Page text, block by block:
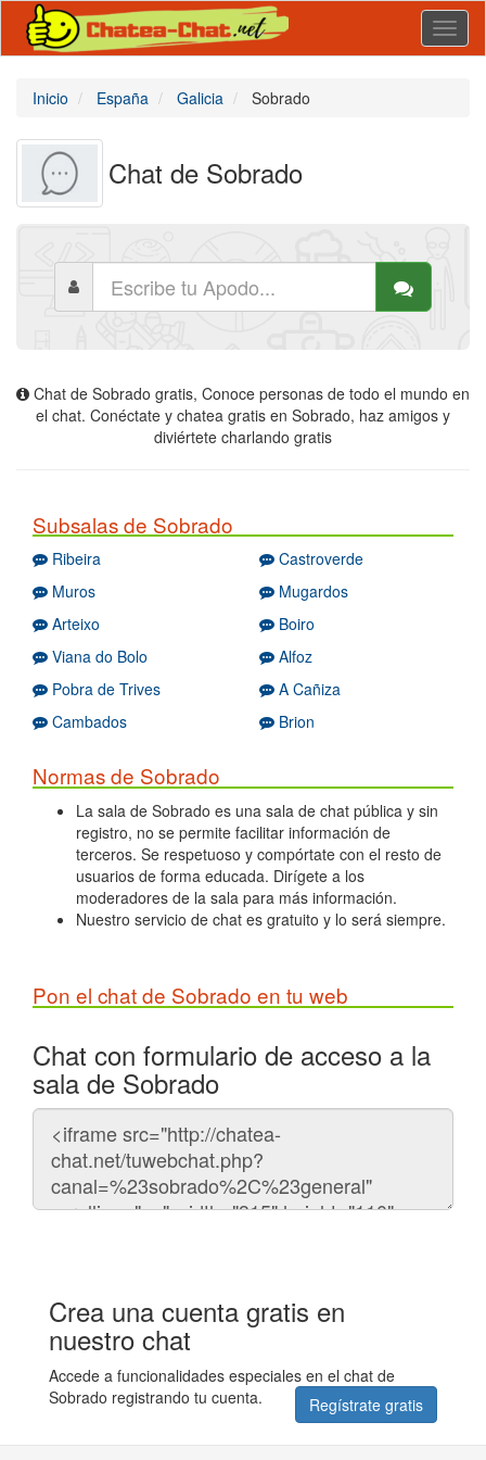
Inicio España Galicia Sobrado
Chat de Sobrado
Chat de Sobrado gratis, Conoce personas de todo el mundo en
el chat. Conéctate y chatea gratis en Sobrado, haz amigos y
diviértete charlando gratis
Subsalas de Sobrado
Ribeira
Castroverde
Muros
Mugardos
Arteixo
Boiro
Viana do Bolo
Alfoz
Pobra de Trives
A Cañiza
Cambados
Brion
Normas de Sobrado
La sala de Sobrado es una sala de chat pública y sin
registro, no se permite facilitar información de
terceros. Se respetuoso y compórtate con el resto de
usuarios de forma educada. Dirígete a los
moderadores de la sala para más información.
Nuestro servicio de chat es gratuito y lo será siempre.
Pon el chat de Sobrado en tu web
Chat con formulario de acceso a la
sala de Sobrado
Código
del
chat
Crea una cuenta gratis en
nuestro chat
Accede a funcionalidades especiales en el chat de
Sobrado registrando tu cuenta.
Regístrate gratis